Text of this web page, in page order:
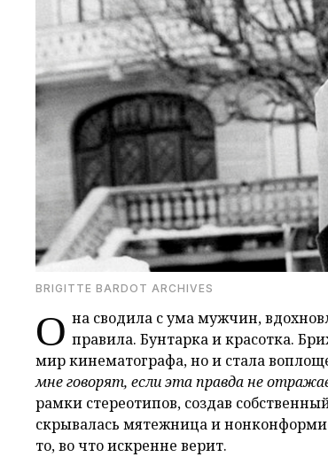
BRIGITTE BARDOT ARCHIVES
О на сводила с ума мужчин,
правила. Бунтарка и красотка.
мир кинематографа, но и стала
мне говорят, если эта правда не
рамки стереотипов, создав
скрывалась мятежница и
то, во что искренне верит.